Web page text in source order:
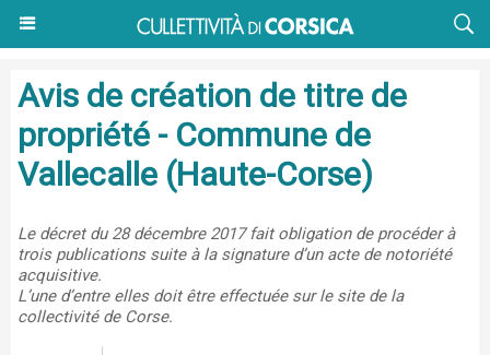
Avis de création de titre de
propriété - Commune de
Vallecalle (Haute-Corse)
Le décret du 28 décembre 2017 fait obligation de procéder à
trois publications suite à la signature d’un acte de notoriété
acquisitive.
L’une d’entre elles doit être effectuée sur le site de la
collectivité de Corse.